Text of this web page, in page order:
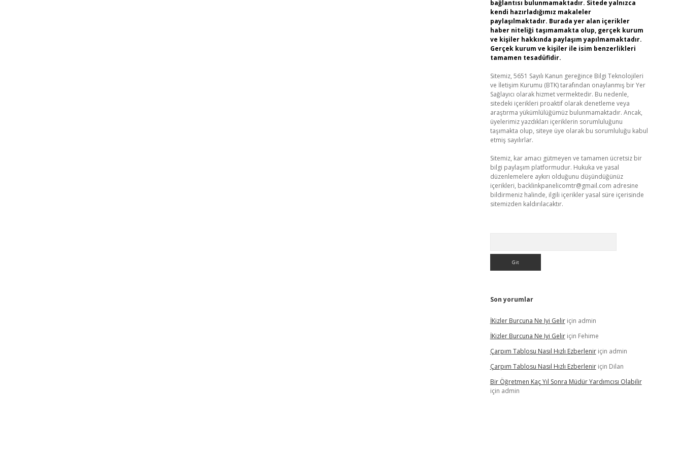
bağlantısı bulunmamaktadır. Sitede yalnızca
kendi hazırladığımız makaleler
paylaşılmaktadır. Burada yer alan içerikler
haber niteliği taşımamakta olup, gerçek kurum
ve kişiler hakkında paylaşım yapılmamaktadır.
Gerçek kurum ve kişiler ile isim benzerlikleri
tamamen tesadüfidir.
Sitemiz, 5651 Sayılı Kanun gereğince Bilgi Teknolojileri
ve İletişim Kurumu (BTK) tarafından onaylanmış bir Yer
Sağlayıcı olarak hizmet vermektedir. Bu nedenle,
sitedeki içerikleri proaktif olarak denetleme veya
araştırma yükümlülüğümüz bulunmamaktadır. Ancak,
üyelerimiz yazdıkları içeriklerin sorumluluğunu
taşımakta olup, siteye üye olarak bu sorumluluğu kabul
etmiş sayılırlar.
Sitemiz, kar amacı gütmeyen ve tamamen ücretsiz bir
bilgi paylaşım platformudur. Hukuka ve yasal
düzenlemelere aykırı olduğunu düşündüğünüz
içerikleri, backlinkpanelicomtr@gmail.com adresine
bildirmeniz halinde, ilgili içerikler yasal süre içerisinde
sitemizden kaldırılacaktır.
Son yorumlar
İKizler Burcuna Ne Iyi Geliriçin admin
İKizler Burcuna Ne Iyi Geliriçin Fehime
Çarpım Tablosu Nasıl Hızlı Ezberleniriçin admin
Çarpım Tablosu Nasıl Hızlı Ezberleniriçin Dilan
Bir Öğretmen Kaç Yıl Sonra Müdür Yardımcısı Olabilir
için admin